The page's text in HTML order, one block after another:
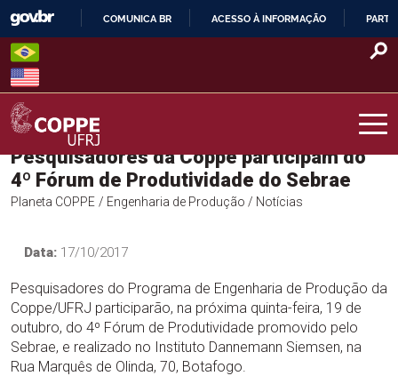
Skip
content
O
COMUNICA BR ACESSO À INFORMAÇÃO
COPPE – UFRJ
Pesquisadores da Coppe participam do
4º Fórum de Produtividade do Sebrae
Planeta COPPE / Engenharia de Produção / Notícias
Data: 17/10/2017
Pesquisadores do Programa de Engenharia de Produção da
Coppe/UFRJ participarão, na próxima quinta-feira, 19 de
outubro, do 4º Fórum de Produtividade promovido pelo
Sebrae, e realizado no Instituto Dannemann Siemsen, na
Rua Marquês de Olinda, 70, Botafogo.